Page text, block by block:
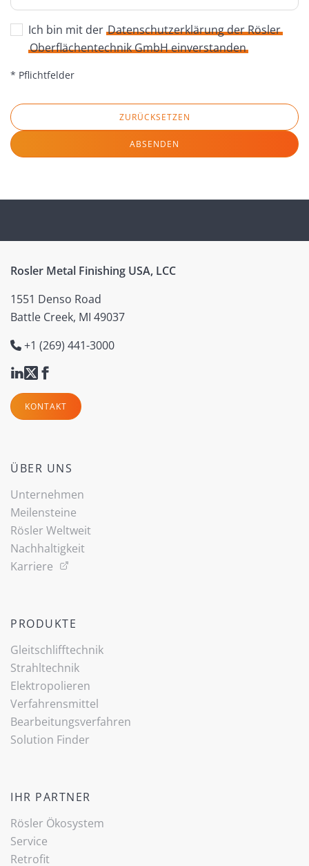
Ich bin mit der Datenschutzerklärung der Rösler
Oberflächentechnik GmbH einverstanden
* Pflichtfelder
ZURÜCKSETZEN
ABSENDEN
Rosler Metal Finishing USA, LCC
1551 Denso Road
Battle Creek, MI 49037
+1 (269) 441-3000
KONTAKT
ÜBER UNS
Unternehmen
Meilensteine
Rösler Weltweit
Nachhaltigkeit
Karriere
PRODUKTE
Gleitschlifftechnik
Strahltechnik
Elektropolieren
Verfahrensmittel
Bearbeitungsverfahren
Solution Finder
IHR PARTNER
Rösler Ökosystem
Service
Retrofit